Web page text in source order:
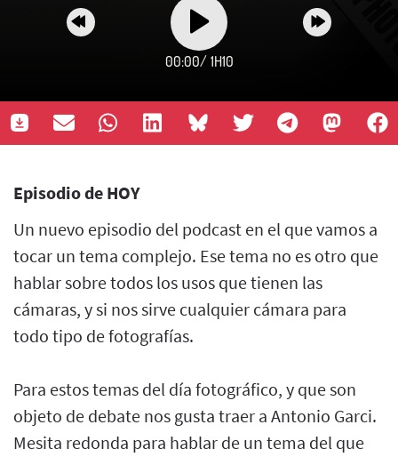
00:00/ 1H10
Episodio de HOY
Un nuevo episodio del podcast en el que vamos a
tocar un tema complejo. Ese tema no es otro que
hablar sobre todos los usos que tienen las
cámaras, y si nos sirve cualquier cámara para
todo tipo de fotografías.
Para estos temas del día fotográfico, y que son
objeto de debate nos gusta traer a Antonio Garci.
Mesita redonda para hablar de un tema del que